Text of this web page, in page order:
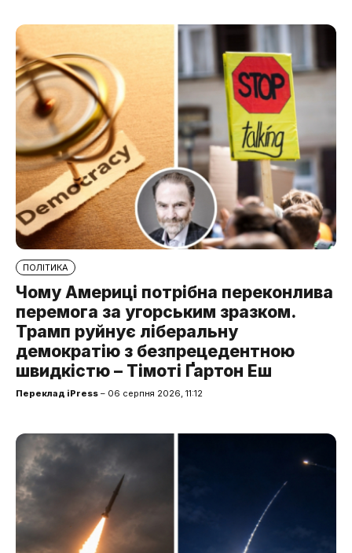
ПОЛІТИКА
Чому Америці потрібна переконлива
перемога за угорським зразком.
Трамп руйнує ліберальну
демократію з безпрецедентною
швидкістю – Тімоті Ґартон Еш
Переклад iPress – 06 серпня 2026, 11:12